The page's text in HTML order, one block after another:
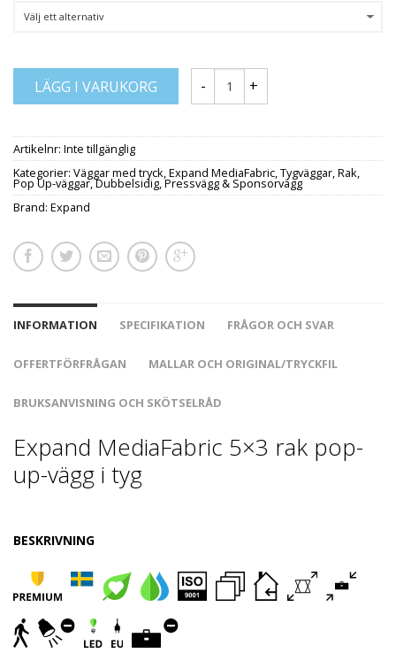
LÄGG I VARUKORG
Artikelnr: Inte tillgänglig
Kategorier: Väggar med tryck Expand MediaFabric Tygväggar Rak
Pop Up-väggar,Dubbelsidig ,Pressvägg & Sponsorvägg
Brand: Expand
INFORMATION SPECIFIKATION FRÅGOR OCH SVAR
OFFERTFÖRFRÅGAN MALLAR OCH ORIGINAL/TRYCKFIL
BRUKSANVISNING OCH SKÖTSELRÅD
Expand MediaFabric 5×3 rak pop-
up-vägg i tyg
BESKRIVNING